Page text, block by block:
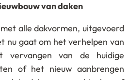
van daken
alle dakvormen, uitgevoerd
nu gaat om het verhelpen van
vervangen van de huidige
of het nieuw aanbrengen